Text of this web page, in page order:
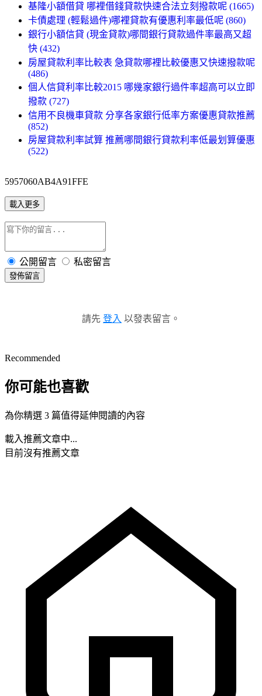
基隆小額借貸 哪裡借錢貸款快速合法立刻撥款呢 (1665)
卡債處理 (輕鬆過件)哪裡貸款有優惠利率最低呢 (860)
銀行小額信貸 (現金貸款)哪間銀行貸款過件率最高又超
快 (432)
房屋貸款利率比較表 急貸款哪裡比較優惠又快速撥款呢
(486)
個人信貸利率比較2015 哪幾家銀行過件率超高可以立即
撥款 (727)
信用不良機車貸款 分享各家銀行低率方案優惠貸款推薦
(852)
房屋貸款利率試算 推薦哪間銀行貸款利率低最划算優惠
(522)
5957060AB4A91FFE
載入更多
公開留言 私密留言
發佈留言
請先 登入 以發表留言。
Recommended
你可能也喜歡
為你精選 3 篇值得延伸閱讀的內容
載入推薦文章中...
目前沒有推薦文章